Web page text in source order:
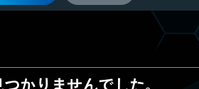
かりませんでした。